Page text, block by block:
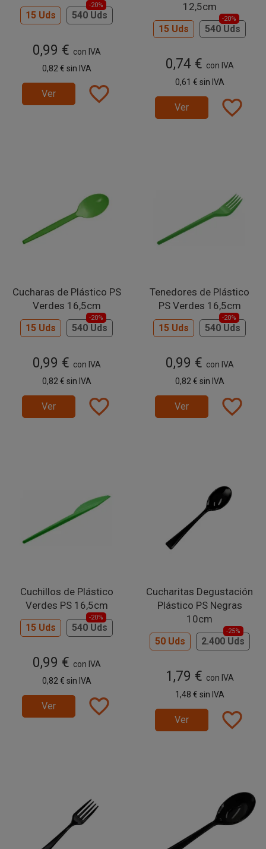
15 Uds 540 Uds
-20%
0,99 € con IVA
0,82 € sin IVA
Ver favorite_border
12,5cm
15 Uds 540 Uds
-20%
0,74 € con IVA
0,61 € sin IVA
Ver favorite_border
Cucharas de Plástico PS
Verdes 16,5cm
15 Uds 540 Uds
-20%
0,99 € con IVA
0,82 € sin IVA
Ver favorite_border
Tenedores de Plástico
PS Verdes 16,5cm
15 Uds 540 Uds
-20%
0,99 € con IVA
0,82 € sin IVA
Ver favorite_border
Cuchillos de Plástico
Verdes PS 16,5cm
15 Uds 540 Uds
-20%
0,99 € con IVA
0,82 € sin IVA
Ver favorite_border
Cucharitas Degustación
Plástico PS Negras
10cm
50 Uds 2.400 Uds
-25%
1,79 € con IVA
1,48 € sin IVA
Ver favorite_border